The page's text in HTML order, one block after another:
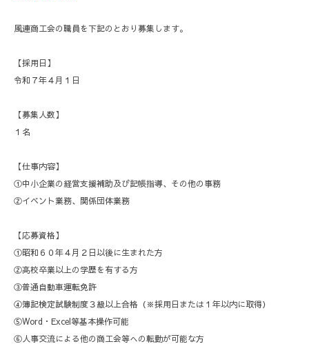
風連商工会の職員を下記のとおり募集します。
【採用日】
令和７年４月１日
【募集人数】
１名
【仕事内容】
①中小企業の経営支援補助及び記帳指導、その他の事務
②イベント業務、関係団体業務
【応募資格】
①昭和６０年４月２日以後に生まれた方
②高校卒業以上の学歴を有する方
③普通自動車運転免許
④簿記検定試験制度３級以上合格（※採用日または１年以内に取得）
⑤Word・Excel等基本操作可能
⑥人事交流による他の商工会等への転勤が可能な方